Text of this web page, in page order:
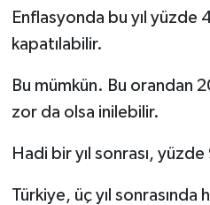
Enflasyonda bu yıl yüzde
kapatılabilir.
Bu mümkün. Bu orandan
zor da olsa inilebilir.
Hadi bir yıl sonrası,
Türkiye, üç yıl sonrasında